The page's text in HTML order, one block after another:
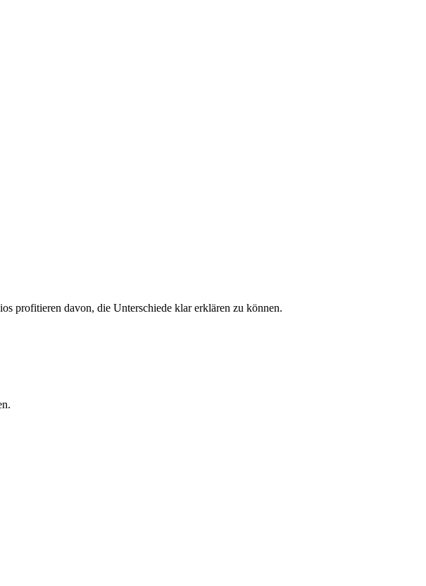
profitieren davon, die Unterschiede klar erklären zu können.